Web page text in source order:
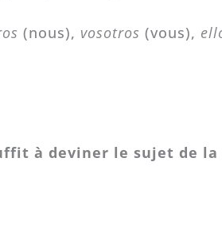
(nous), vosotros (vous),
à deviner le sujet de la